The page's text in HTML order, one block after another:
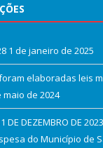
1 de janeiro de 2025
elaboradas leis
maio de 2024
DE DEZEMBRO DE
do Município de